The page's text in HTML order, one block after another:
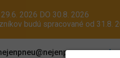
2026 DO 30.8. 2026
budú spracované od 31.8.